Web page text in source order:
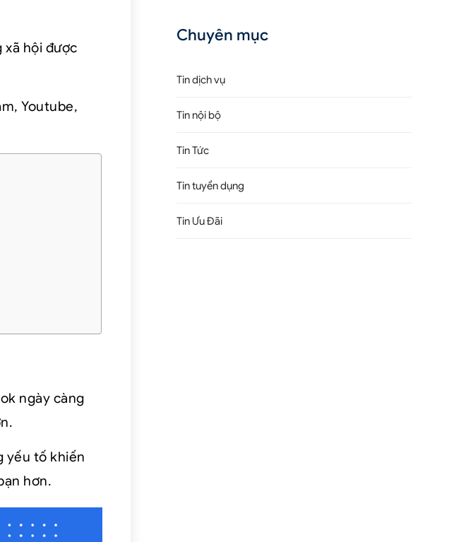
xã hội được
Youtube,
ngày càng
yếu tố khiến
hơn.
Chuyên mục
Tin dịch vụ
Tin nội bộ
Tin Tức
Tin tuyển dụng
Tin Ưu Đãi